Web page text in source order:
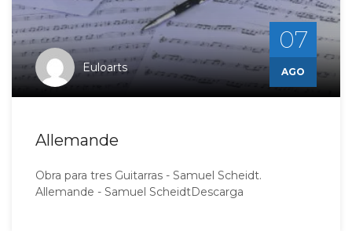
Euloarts
07
AGO
Allemande
Obra para tres Guitarras - Samuel Scheidt.
Allemande - Samuel ScheidtDescarga